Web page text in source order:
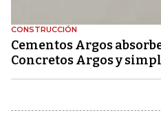
CONSTRUCCIÓN
Cementos Argos
Concretos Argos y